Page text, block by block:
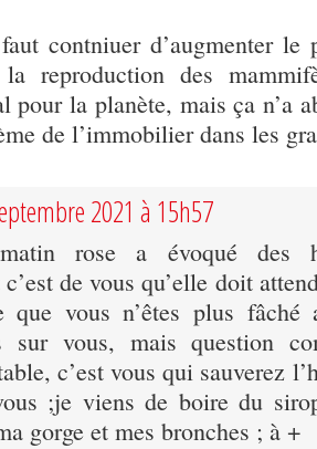
contniuer d’augmenter
reproduction des
pour la planète, mais ça n’a
de l’immobilier dans les
2021 à 15h57
rose a évoqué des
de vous qu’elle doit
que vous n’êtes plus
sur vous, mais question
c’est vous qui sauverez
;je viens de boire du
gorge et mes bronches ; à +